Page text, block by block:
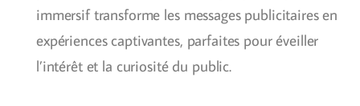
immersif transforme les messages publicitaires en
expériences captivantes, parfaites pour éveiller
l’intérêt et la curiosité du public.